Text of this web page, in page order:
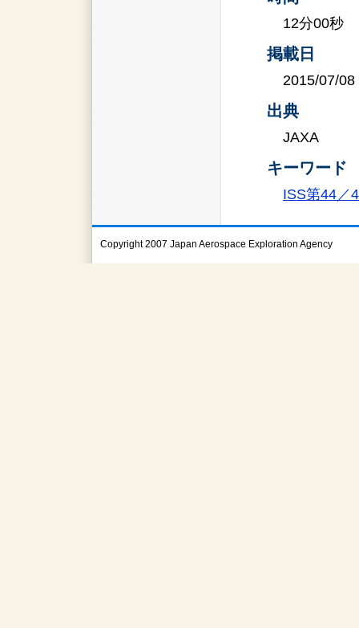
12分00秒
掲載日
2015/07/08
出典
JAXA
キーワード
ISS第44／
Copyright 2007 Japan Aerospace Exploration Agency